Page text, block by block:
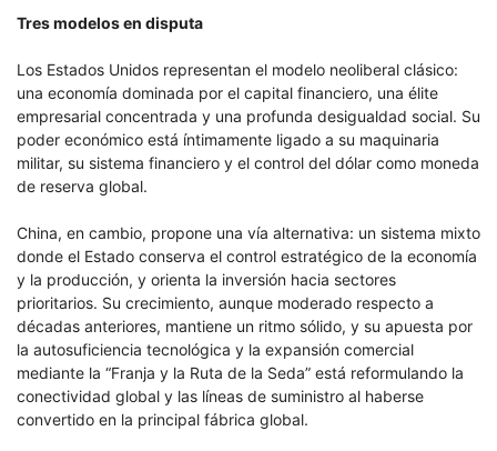
Tres modelos en disputa
Los Estados Unidos representan el modelo neoliberal clásico:
una economía dominada por el capital financiero, una élite
empresarial concentrada y una profunda desigualdad social. Su
poder económico está íntimamente ligado a su maquinaria
militar, su sistema financiero y el control del dólar como moneda
de reserva global.
China, en cambio, propone una vía alternativa: un sistema mixto
donde el Estado conserva el control estratégico de la economía
y la producción, y orienta la inversión hacia sectores
prioritarios. Su crecimiento, aunque moderado respecto a
décadas anteriores, mantiene un ritmo sólido, y su apuesta por
la autosuficiencia tecnológica y la expansión comercial
mediante la “Franja y la Ruta de la Seda” está reformulando la
conectividad global y las líneas de suministro al haberse
convertido en la principal fábrica global.